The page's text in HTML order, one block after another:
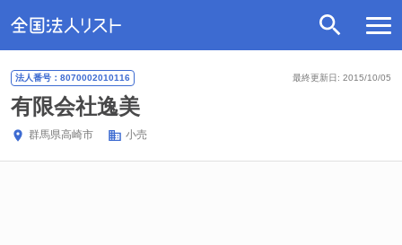
最終更新日: 2015/10/05
法人番号：8070002010116
有限会社逸美
群馬県高崎市 小売